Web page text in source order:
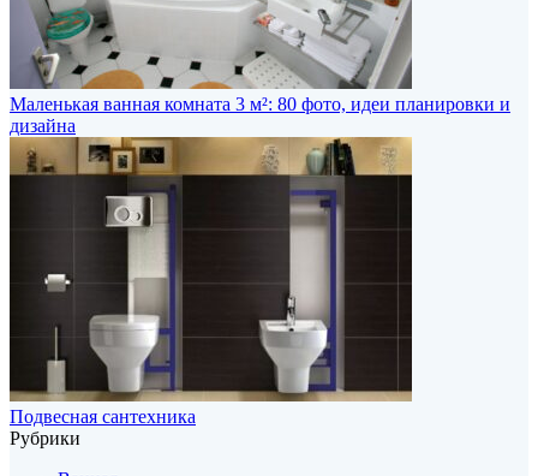
Маленькая ванная комната 3 м²: 80 фото, идеи планировки и
дизайна
Подвесная сантехника
Рубрики